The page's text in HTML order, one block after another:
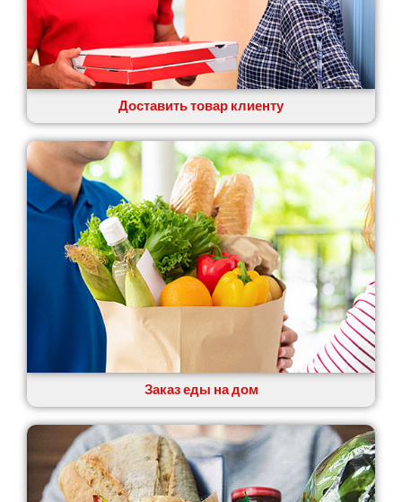
Доставить товар клиенту
Заказ еды на дом